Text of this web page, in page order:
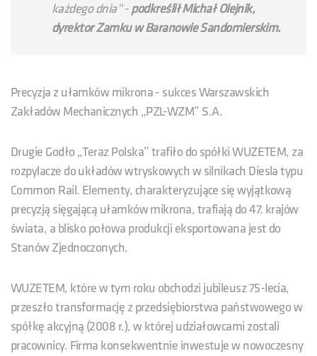
każdego dnia” -podkreślił Michał Olejnik,
dyrektor Zamku w Baranowie Sandomierskim.
Precyzja z ułamków mikrona - sukces Warszawskich
Zakładów Mechanicznych „PZL-WZM” S.A.
Drugie Godło „Teraz Polska” trafiło do spółki WUZETEM, za
rozpylacze do układów wtryskowych w silnikach Diesla typu
Common Rail. Elementy, charakteryzujące się wyjątkową
precyzją sięgającą ułamków mikrona, trafiają do 47. krajów
świata, a blisko połowa produkcji eksportowana jest do
Stanów Zjednoczonych.
WUZETEM, które w tym roku obchodzi jubileusz 75-lecia,
przeszło transformację z przedsiębiorstwa państwowego w
spółkę akcyjną (2008 r.), w której udziałowcami zostali
pracownicy. Firma konsekwentnie inwestuje w nowoczesny